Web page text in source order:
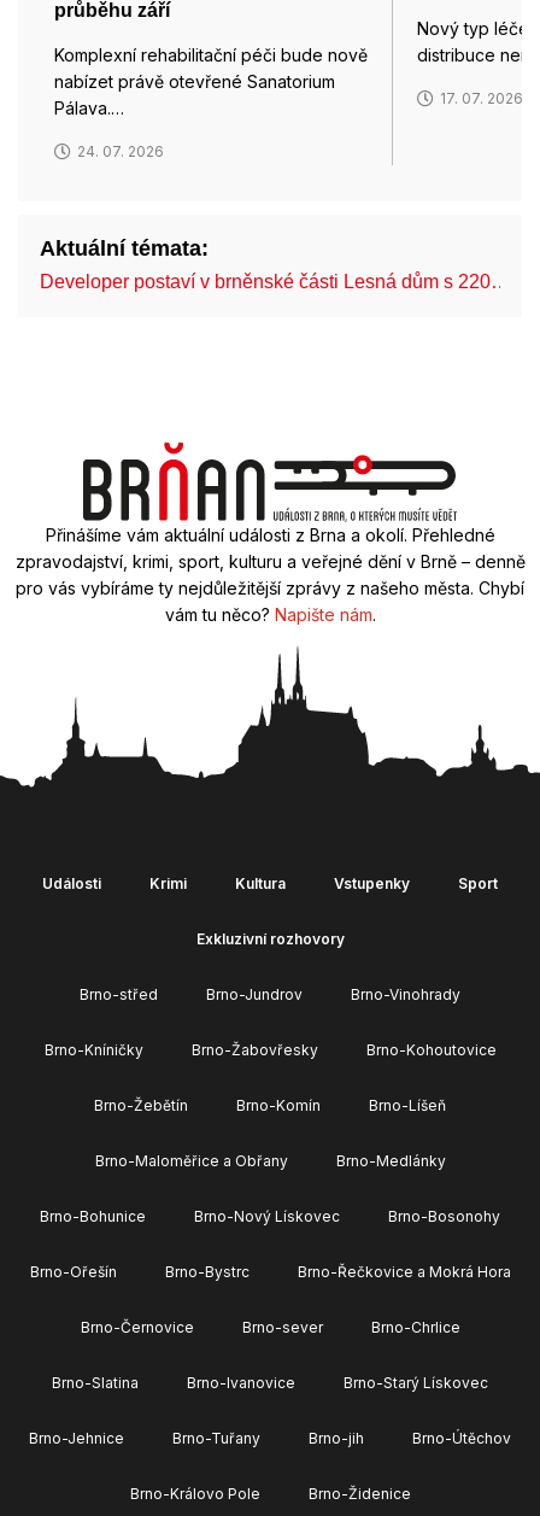
průběhu září
Komplexní rehabilitační péči bude nově
nabízet právě otevřené Sanatorium
Pálava.…
24. 07. 2026
Nový typ
distribuce
17. 07. 2026
Aktuální témata:
Developer postaví v brněnské části Lesná dům s 220…
Přinášíme vám aktuální události z Brna a okolí. Přehledné
zpravodajství, krimi, sport, kulturu a veřejné dění v Brně – denně
pro vás vybíráme ty nejdůležitější zprávy z našeho města. Chybí
vám tu něco? Napište nám.
Události Krimi Kultura Vstupenky Sport
Exkluzivní rozhovory
Brno-střed Brno-Jundrov Brno-Vinohrady
Brno-Kníničky Brno-Žabovřesky Brno-Kohoutovice
Brno-Žebětín Brno-Komín Brno-Líšeň
Brno-Maloměřice a Obřany Brno-Medlánky
Brno-Bohunice Brno-Nový Lískovec Brno-Bosonohy
Brno-Ořešín Brno-Bystrc Brno-Řečkovice a Mokrá Hora
Brno-Černovice Brno-sever Brno-Chrlice
Brno-Slatina Brno-Ivanovice Brno-Starý Lískovec
Brno-Jehnice Brno-Tuřany Brno-jih Brno-Útěchov
Brno-Královo Pole Brno-Židenice